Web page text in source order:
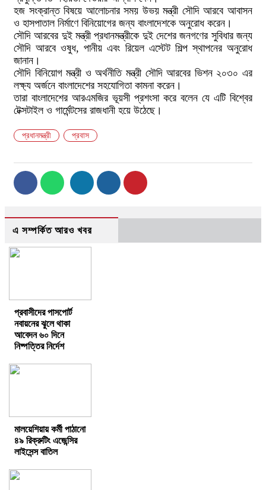
হজ সংক্রান্ত বিষয়ে আলোচনার সময় উভয় মন্ত্রী সৌদি আরবে আবাসন
ও হাসপাতাল নির্মাণে বিনিয়োগের জন্য বাংলাদেশকে অনুরোধ করেন।
সৌদি আরবের দুই মন্ত্রী প্রধানমন্ত্রীকে দুই দেশের জনগণের সুবিধার জন্য
সৌদি আরবে ওষুধ, পানীয় এবং রিয়েল এস্টেট শিল্প স্থাপনের অনুরোধ
জানান।
সৌদি বিনিয়োগ মন্ত্রী ও অর্থনীতি মন্ত্রী সৌদি আরবের ভিশন ২০৩০ এর
লক্ষ্য অর্জনে বাংলাদেশের সহযোগিতা কামনা করেন।
তারা বাংলাদেশের আরএমজির ভূয়সী প্রশংসা করে বলেন যে এটি বিশ্বের
টেক্সটাইল ও গার্মেন্টসের রাজধানী হয়ে উঠেছে।
প্রধানমন্ত্রী প্রবাস
এ সম্পর্কিত আরও খবর
প্রবাসীদের পাসপোর্ট
নবায়নের ঝুলে থাকা
আবেদন ৬০ দিনে
নিষ্পত্তির নির্দেশ
মালয়েশিয়ায় কর্মী পাঠানো
৪৯ রিক্রুটিং এজেন্সির
লাইসেন্স বাতিল